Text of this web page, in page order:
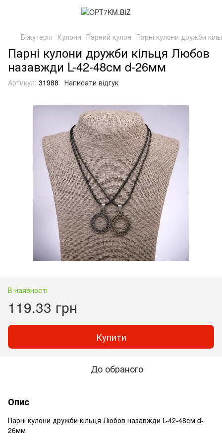
Біжутерія Кулони Парний кулон Парні кулони дружби
Парні кулони дружби кільця Любов
назавжди L-42-48см d-26мм
Артикул: 31988 Написати відгук
В наявності
119.33 грн
Купити
До обраного
Опис
Парні кулони дружби кільця Любов назавжди L-42-48см d-
26мм